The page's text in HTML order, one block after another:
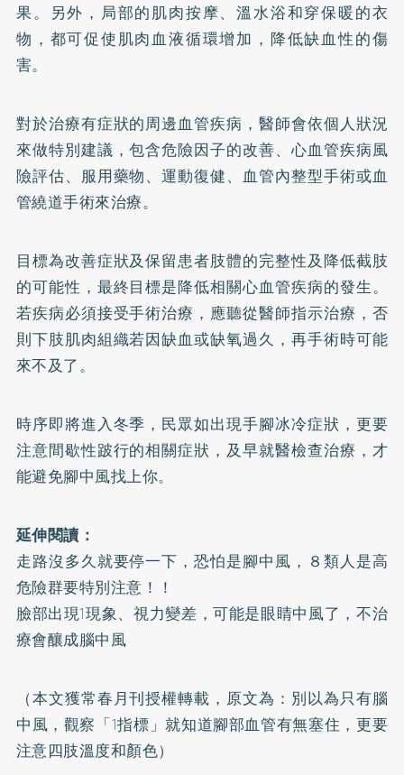
果。另外，局部的肌肉按摩、溫水浴和穿保暖的衣
物，都可促使肌肉血液循環增加，降低缺血性的傷
害。
對於治療有症狀的周邊血管疾病，醫師會依個人狀況
來做特別建議，包含危險因子的改善、心血管疾病風
險評估、服用藥物、運動復健、血管內整型手術或血
管繞道手術來治療。
目標為改善症狀及保留患者肢體的完整性及降低截肢
的可能性，最終目標是降低相關心血管疾病的發生。
若疾病必須接受手術治療，應聽從醫師指示治療，否
則下肢肌肉組織若因缺血或缺氧過久，再手術時可能
來不及了。
時序即將進入冬季，民眾如出現手腳冰冷症狀，更要
注意間歇性跛行的相關症狀，及早就醫檢查治療，才
能避免腳中風找上你。
延伸閱讀：
走路沒多久就要停一下，恐怕是腳中風，８類人是高
危險群要特別注意！！
臉部出現1現象、視力變差，可能是眼睛中風了，不治
療會釀成腦中風
（本文獲常春月刊授權轉載，原文為： 別以為只有腦
中風，觀察「1指標」就知道腳部血管有無塞住，更要
注意四肢溫度和顏色）